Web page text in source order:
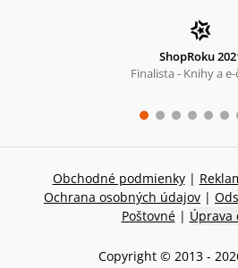
ShopRoku
Finalista - Knihy a
Obchodné podmienky |
Ochrana osobných údajov |
Poštovné | Úprava
Copyright © 2013 -